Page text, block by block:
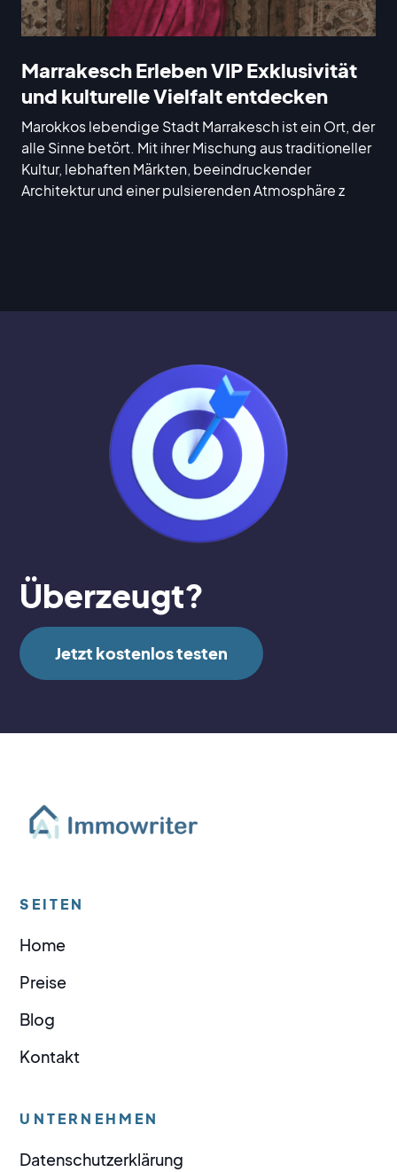
Marrakesch Erleben VIP Exklusivität
und kulturelle Vielfalt entdecken
Marokkos lebendige Stadt Marrakesch ist ein Ort, der
alle Sinne betört. Mit ihrer Mischung aus traditioneller
Kultur, lebhaften Märkten, beeindruckender
Architektur und einer pulsierenden Atmosphäre z
Überzeugt?
Jetzt kostenlos testen
SEITEN
Home
Preise
Blog
Kontakt
UNTERNEHMEN
Datenschutzerklärung